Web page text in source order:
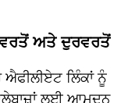
ਅਤੇ ਦੁਰਵਰਤੋਂ
ਲਿੰਕਾਂ ਨੂੰ
ਲਈ ਆਮਦਨ